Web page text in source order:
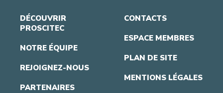
DÉCOUVRIR
PROSCITEC
NOTRE ÉQUIPE
REJOIGNEZ-NOUS
PARTENAIRES
CONTACTS
ESPACE MEMBRES
PLAN DE SITE
MENTIONS LÉGALES